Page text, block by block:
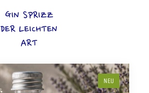
GIN SPRIZZ
DER LEICHTEN
ART
NEU